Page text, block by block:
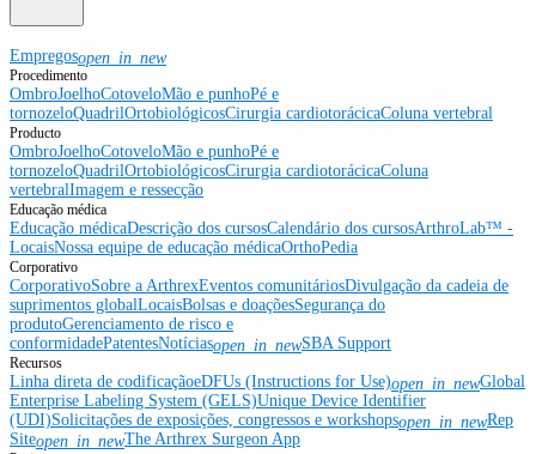
Empregosopen_in_new
Procedimento
OmbroJoelhoCotoveloMão e punhoPé e
tornozeloQuadrilOrtobiológicosCirurgia cardiotorácicaColuna vertebral
Producto
OmbroJoelhoCotoveloMão e punhoPé e
tornozeloQuadrilOrtobiológicosCirurgia cardiotorácicaColuna
vertebralImagem e ressecção
Educação médica
Educação médicaDescrição dos cursosCalendário dos cursosArthroLab™ -
LocaisNossa equipe de educação médicaOrthoPedia
Corporativo
CorporativoSobre a ArthrexEventos comunitáriosDivulgação da cadeia de
suprimentos globalLocaisBolsas e doaçõesSegurança do
produtoGerenciamento de risco e
conformidadePatentesNotíciasopen_in_newSBA Support
Recursos
Linha direta de codificaçãoeDFUs (Instructions for Use)open_in_newGlobal
Enterprise Labeling System (GELS)Unique Device Identifier
(UDI)Solicitações de exposições, congressos e workshopsopen_in_newRep
Siteopen_in_newThe Arthrex Surgeon App